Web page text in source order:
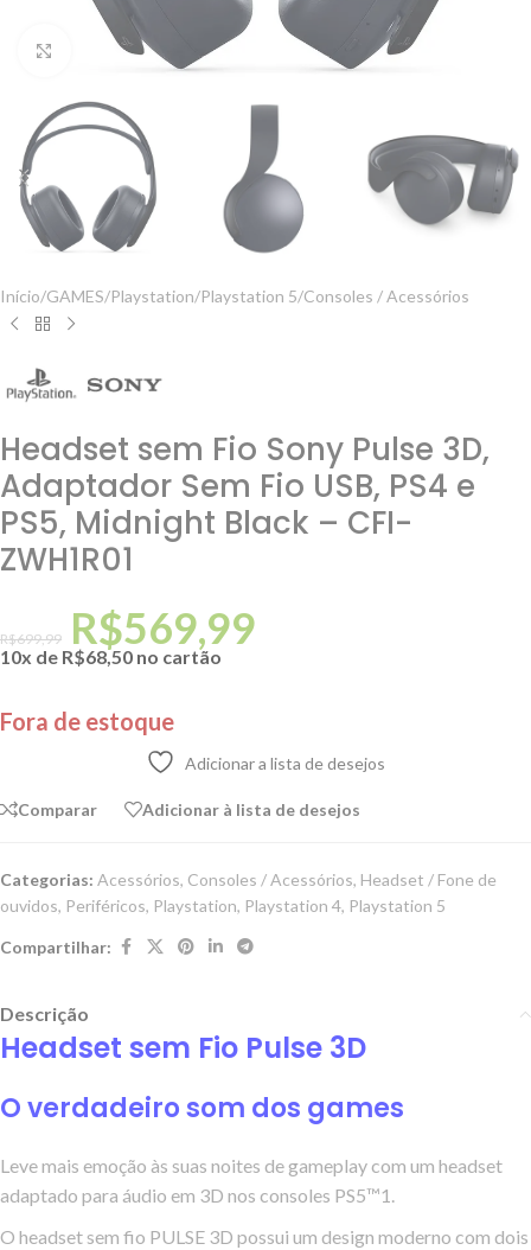
Clique para ampliar
Início/GAMES/Playstation/Playstation 5/Consoles / Acessórios
Headset sem Fio Sony Pulse 3D,
Adaptador Sem Fio USB, PS4 e
PS5, Midnight Black – CFI-
ZWH1R01
R$699,99 R$569,99
10x de R$68,50 no cartão
Fora de estoque
Adicionar a lista de desejos
Comparar Adicionar à lista de desejos
Categorias: Acessórios, Consoles / Acessórios, Headset / Fone de
ouvidos, Periféricos, Playstation, Playstation 4, Playstation 5
Compartilhar:
Descrição
Headset sem Fio Pulse 3D
O verdadeiro som dos games
Leve mais emoção às suas noites de gameplay com um headset
adaptado para áudio em 3D nos consoles PS5™1.
O headset sem fio PULSE 3D possui um design moderno com dois